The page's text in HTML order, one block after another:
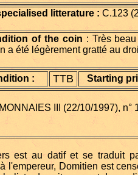
litterature : C.123
of the coin : Très
a été légèrement gratté au
: TTB Starting
III (22/10/1997), n°
est au datif et se traduit
l'empereur, Domitien est